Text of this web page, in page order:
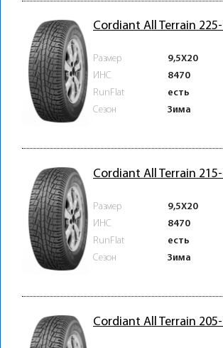
Cordiant All Terrain
Размер
9,5X20
ИНС
8470
RunFlat
есть
Сезон
Зима
Cordiant All Terrain
Размер
9,5X20
ИНС
8470
RunFlat
есть
Сезон
Зима
Cordiant All Terrain